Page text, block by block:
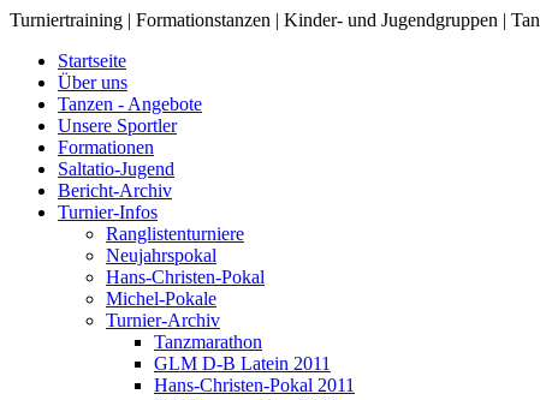
Turniertraining | Formationstanzen | Kinder- und Jugendgruppen |
Startseite
Über uns
Tanzen - Angebote
Unsere Sportler
Formationen
Saltatio-Jugend
Bericht-Archiv
Turnier-Infos
Ranglistenturniere
Neujahrspokal
Hans-Christen-Pokal
Michel-Pokale
Turnier-Archiv
Tanzmarathon
GLM D-B Latein 2011
Hans-Christen-Pokal 2011